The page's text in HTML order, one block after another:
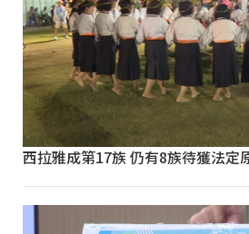
西拉雅成第17族 仍有8族待獲法定